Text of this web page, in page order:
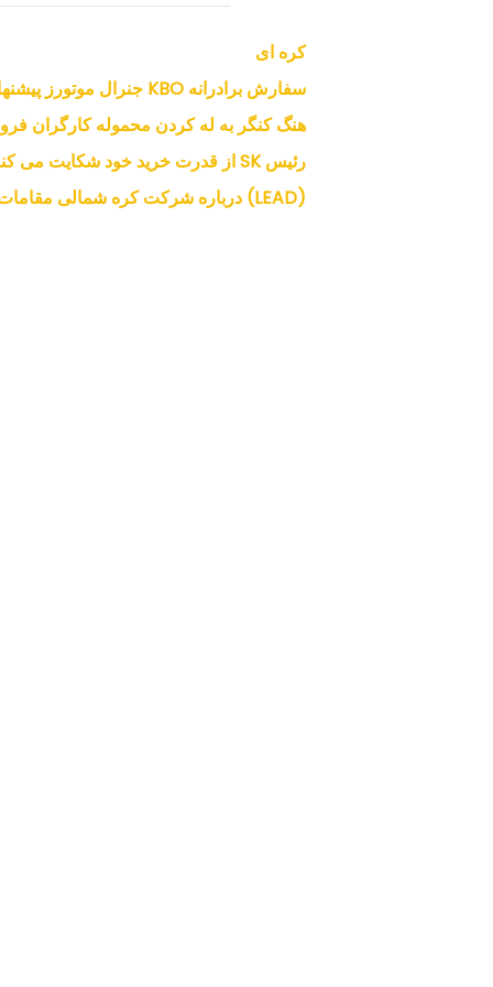
کره ای
سفارش برادرانه KBO جنرال موتورز پیشنهاد می‌کند که در طول مذاکرات درخواست می‌کند
هنگ کنگر به له کردن محموله کارگران
رئیس SK از قدرت خرید خود شکایت می کند
(LEAD) درباره شرکت کره شمالی مقامات ژاپنی بحث می کند